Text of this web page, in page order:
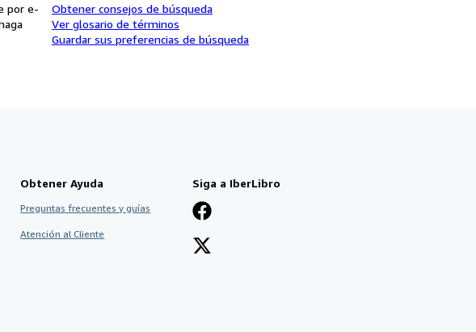
por e-
Obtener consejos de búsqueda
Ver glosario de términos
Guardar sus preferencias de búsqueda
Obtener Ayuda
Preguntas frecuentes y guías
Atención al Cliente
Siga a IberLibro